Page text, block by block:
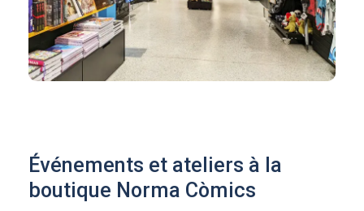
Événements et ateliers à la
boutique Norma Còmics